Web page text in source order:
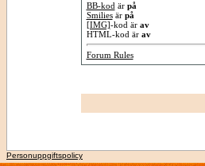
BB-kod är på
Smiliesär på
[IMG]-kod är av
HTML-kod är av
Forum Rules
Personuppgiftspolicy